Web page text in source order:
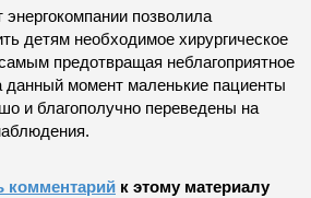
позволила
детям необходимое хирургическое
предотвращая неблагоприятное
данный момент маленькие пациенты
и благополучно переведены на
комментарий к этому материалу